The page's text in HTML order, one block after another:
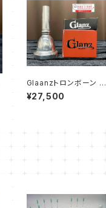
Glaanzトロンボーン マ
ウスピース ～ブリセレ
クト②～【太管用】
¥27,500